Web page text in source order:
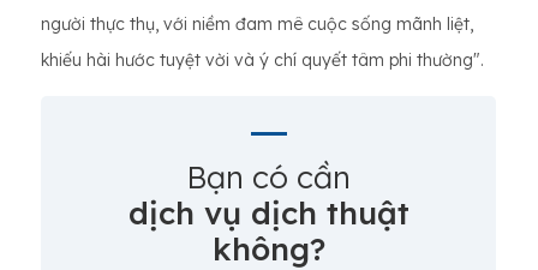
người thực thụ, với niềm đam mê cuộc sống mãnh liệt,
khiếu hài hước tuyệt vời và ý chí quyết tâm phi thường".
Bạn có cần
dịch vụ dịch thuật
không?